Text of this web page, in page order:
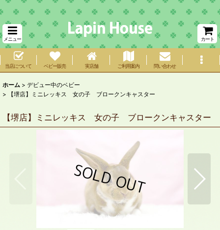
メニュー カート
当店について ベビー販売 実店舗 ご利用案内 問い合わせ
ホーム > デビュー中のベビー
>
【堺店】ミニレッキス 女の子 ブロークンキャスター
【堺店】ミニレッキス 女の子 ブロークンキャスター